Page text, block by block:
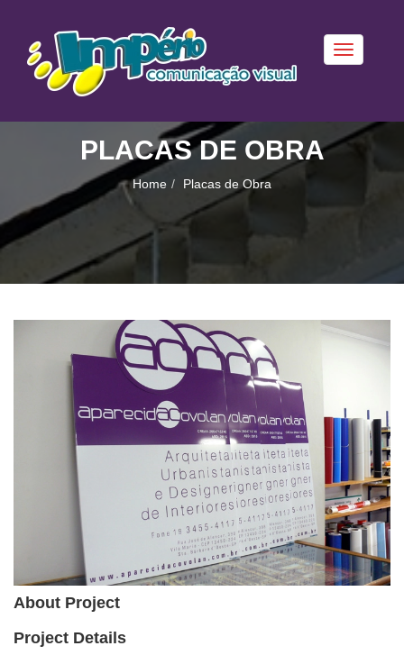
Toggle
navigation
PLACAS DE OBRA
Home Placas de Obra
About Project
Project Details